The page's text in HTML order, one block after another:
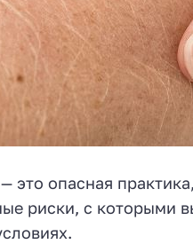
это опасная
риски, с которыми